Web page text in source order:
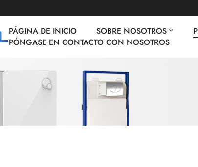
PÁGINA DE INICIO SOBRE NOSOTROS
PÓNGASE EN CONTACTO CON NOSOTROS